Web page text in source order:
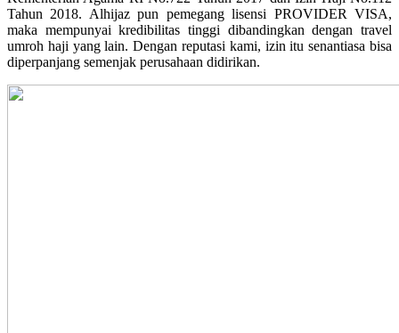
Tahun 2018. Alhijaz pun pemegang lisensi PROVIDER VISA,
maka mempunyai kredibilitas tinggi dibandingkan dengan travel
umroh haji yang lain. Dengan reputasi kami, izin itu senantiasa bisa
diperpanjang semenjak perusahaan didirikan.